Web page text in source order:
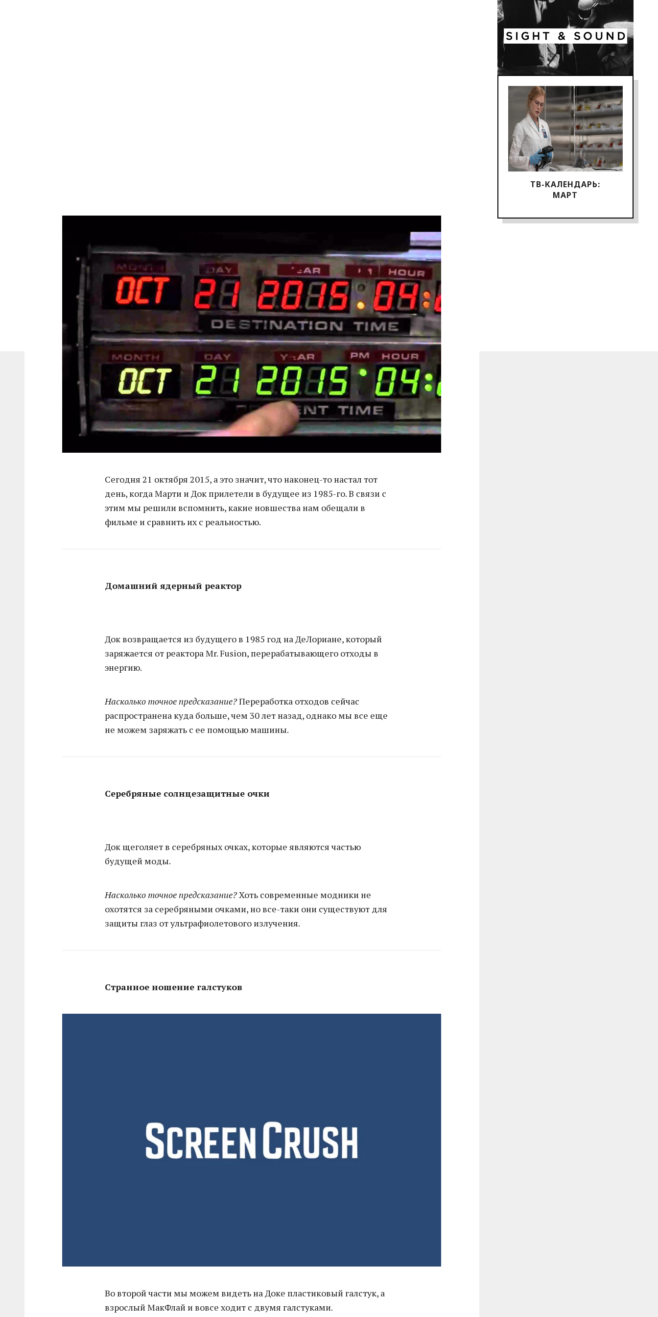
ТВ-КАЛЕНДАРЬ:
МАРТ
Сегодня 21 октября 2015, а это значит, что наконец-то настал тот
день, когда Марти и Док прилетели в будущее из 1985-го. В связи с
этим мы решили вспомнить, какие новшества нам обещали в
фильме и сравнить их с реальностью.
Домашний ядерный реактор
Док возвращается из будущего в 1985 год на ДеЛориане, который
заряжается от реактора Mr. Fusion, перерабатывающего отходы в
энергию.
Насколько точное предсказание?Переработка отходов сейчас
распространена куда больше, чем 30 лет назад, однако мы все еще
не можем заряжать с ее помощью машины.
Серебряные солнцезащитные очки
Док щеголяет в серебряных очках, которые являются частью
будущей моды.
Насколько точное предсказание?Хоть современные модники не
охотятся за серебряными очками, но все-таки они существуют для
защиты глаз от ультрафиолетового излучения.
Странное ношение галстуков
Во второй части мы можем видеть на Доке пластиковый галстук, а
взрослый МакФлай и вовсе ходит с двумя галстуками.